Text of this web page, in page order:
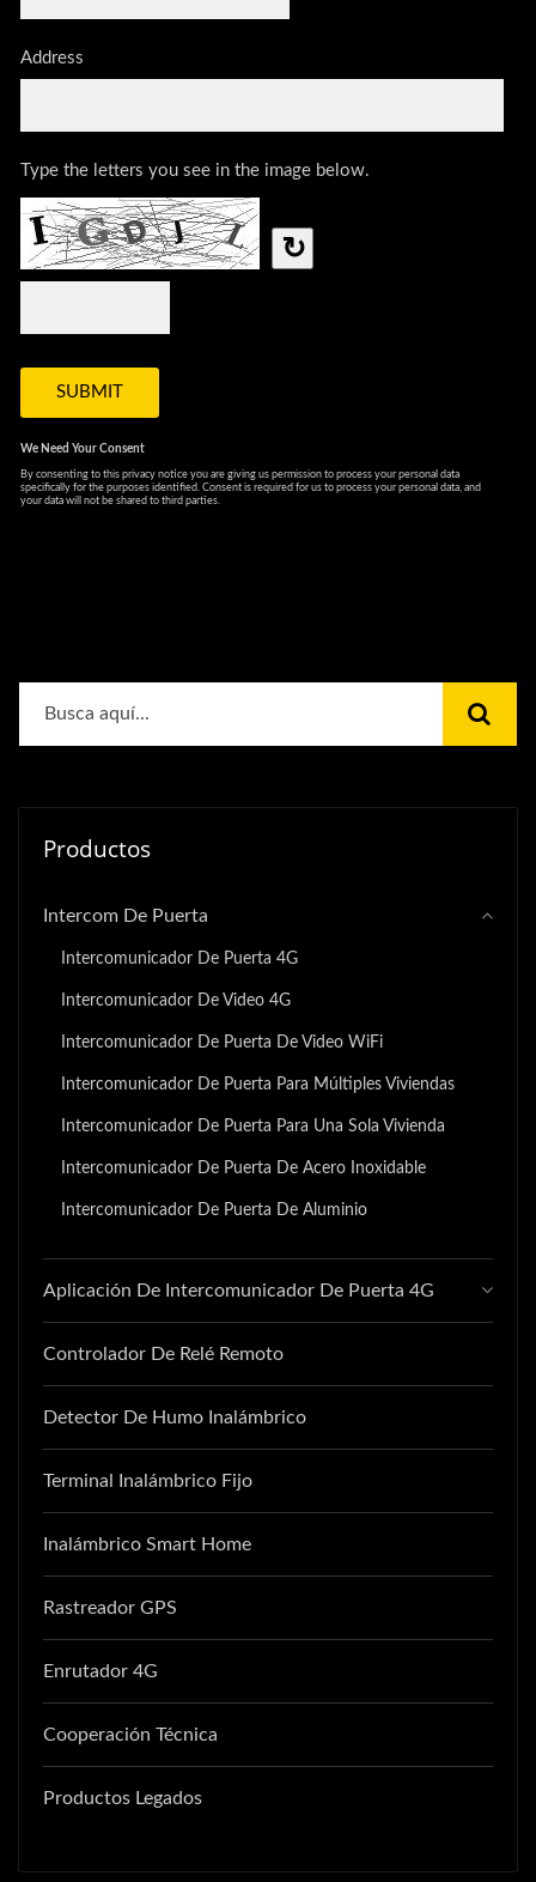
Productos
Intercom De Puerta
Intercomunicador De Puerta 4G
Intercomunicador De Video 4G
Intercomunicador De Puerta De Video WiFi
Intercomunicador De Puerta Para Múltiples Viviendas
Intercomunicador De Puerta Para Una Sola Vivienda
Intercomunicador De Puerta De Acero Inoxidable
Intercomunicador De Puerta De Aluminio
Aplicación De Intercomunicador De Puerta 4G
Controlador De Relé Remoto
Detector De Humo Inalámbrico
Terminal Inalámbrico Fijo
Inalámbrico Smart Home
Rastreador GPS
Enrutador 4G
Cooperación Técnica
Productos Legados